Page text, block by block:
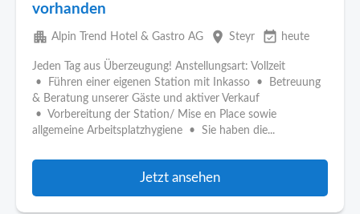
vorhanden
apartment Alpin Trend Hotel & Gastro AG place Steyr event_available heute
Jeden Tag aus Überzeugung! Anstellungsart: Vollzeit
• Führen einer eigenen Station mit Inkasso • Betreuung
& Beratung unserer Gäste und aktiver Verkauf
• Vorbereitung der Station/ Mise en Place sowie
allgemeine Arbeitsplatzhygiene • Sie haben die...
Jetzt ansehen